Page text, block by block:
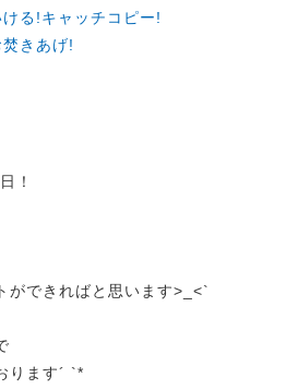
ける!キャッチコピー!
きあげ!
！
ができればと思います>_<`
ります´ `*